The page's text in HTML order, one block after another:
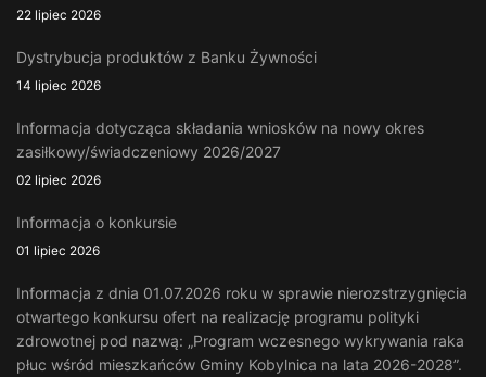
22 lipiec 2026
Dystrybucja produktów z Banku Żywności
14 lipiec 2026
Informacja dotycząca składania wniosków na nowy okres
zasiłkowy/świadczeniowy 2026/2027
02 lipiec 2026
Informacja o konkursie
01 lipiec 2026
Informacja z dnia 01.07.2026 roku w sprawie nierozstrzygnięcia
otwartego konkursu ofert na realizację programu polityki
zdrowotnej pod nazwą: „Program wczesnego wykrywania raka
płuc wśród mieszkańców Gminy Kobylnica na lata 2026-2028”.